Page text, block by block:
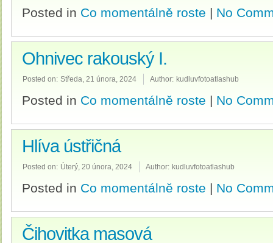
Posted in Co momentálně roste | No
Ohnivec rakouský I.
Posted on: Středa, 21 února, 2024 Author: kudluvfotoatlashub
Posted in Co momentálně roste | No
Hlíva ústřičná
Posted on: Úterý, 20 února, 2024 Author: kudluvfotoatlashub
Posted in Co momentálně roste | No
Čihovitka masová